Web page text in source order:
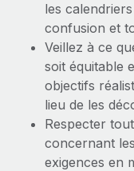
les
confusion et
Veillez à ce
soit équitable
objectifs
lieu de les
Respecter
concernant
exigences en